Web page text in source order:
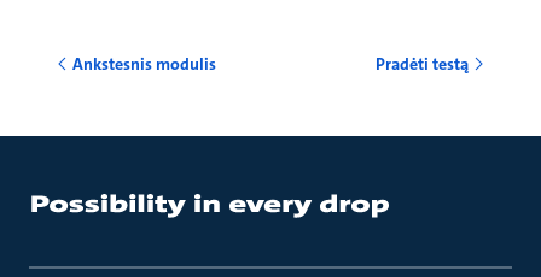
Ankstesnis modulis Pradėti testą